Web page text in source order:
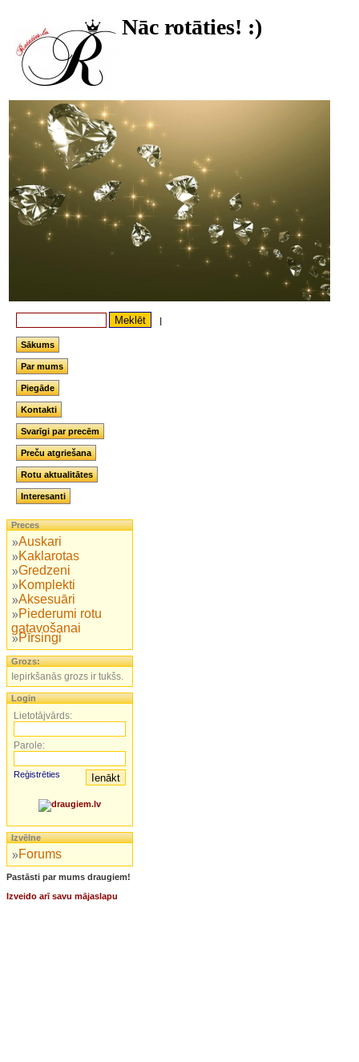
Nāc rotāties! :)
|
Sākums
Par mums
Piegāde
Kontakti
Svarīgi par precēm
Preču atgriešana
Rotu aktualitātes
Interesanti
Preces
Auskari
Kaklarotas
Gredzeni
Komplekti
Aksesuāri
Piederumi rotu
gatavošanai
Pīrsingi
Grozs:
Iepirkšanās grozs ir tukšs.
Login
Lietotājvārds:
Parole:
Reģistrēties
Izvēlne
Forums
Pastāsti par mums draugiem!
Izveido arī savu mājaslapu